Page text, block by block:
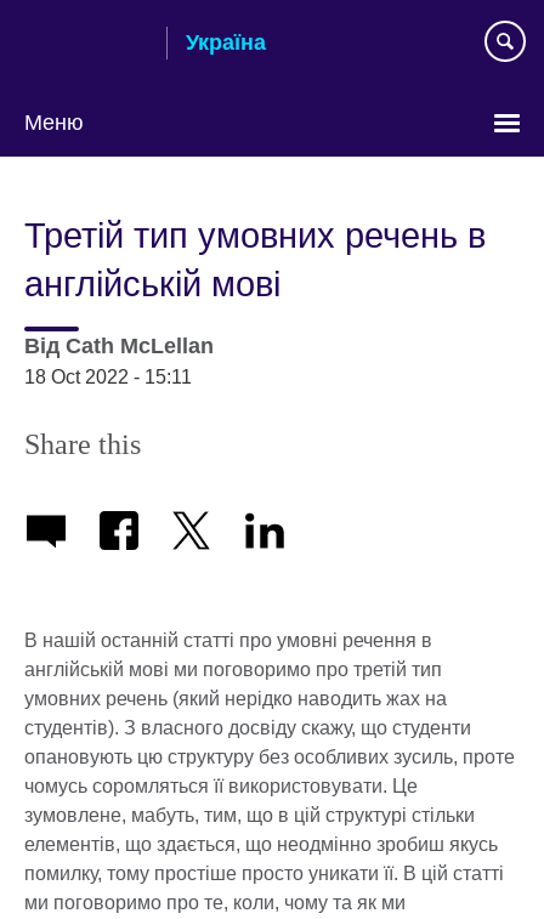
Україна
Меню
language
Третій тип умовних речень в
англійській мові
Від Cath McLellan
18 Oct 2022 - 15:11
Share this
В нашій останній статті про умовні речення в
англійській мові ми поговоримо про третій тип
умовних речень (який нерідко наводить жах на
студентів). З власного досвіду скажу, що студенти
опановують цю структуру без особливих зусиль, проте
чомусь соромляться її використовувати. Це
зумовлене, мабуть, тим, що в цій структурі стільки
елементів, що здається, що неодмінно зробиш якусь
помилку, тому простіше просто уникати її. В цій статті
ми поговоримо про те, коли, чому та як ми